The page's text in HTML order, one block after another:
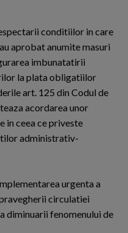
conditiilor in care
aprobat anumite masuri
imbunatatirii
la plata obligatiilor
art. 125 din Codul de
acordarea unor
in ceea ce priveste
administrativ-
urgenta a
circulatiei
diminuarii fenomenului de